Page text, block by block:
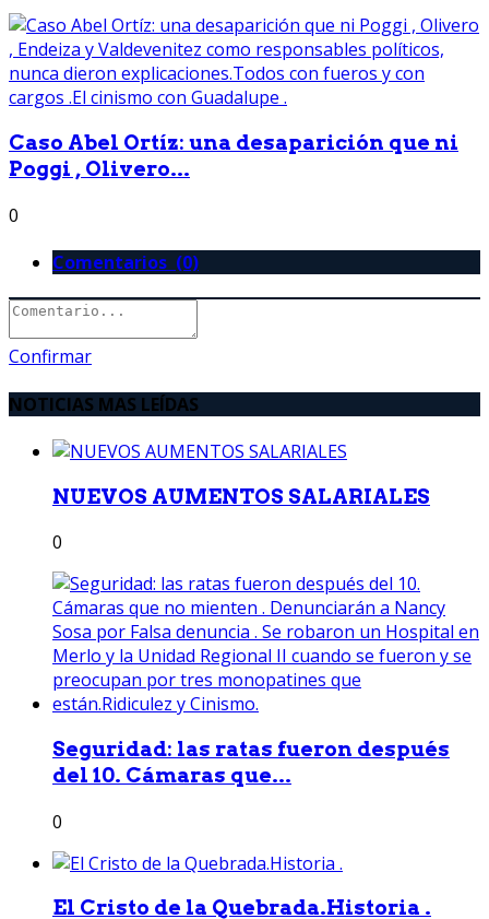
Caso Abel Ortíz: una desaparición que ni
Poggi , Olivero...
0
Comentarios (0)
Confirmar
NOTICIAS MAS LEÍDAS
NUEVOS AUMENTOS SALARIALES
0
Seguridad: las ratas fueron después
del 10. Cámaras que...
0
El Cristo de la Quebrada.Historia .